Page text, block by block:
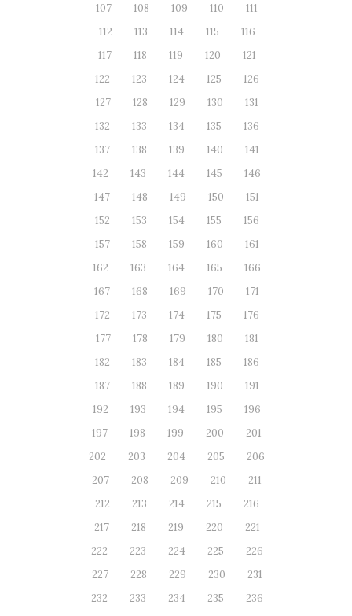
107
108 109 110
111
112
113 114 115
116
117
118 119 120
121
122
123 124 125
126
127
128 129 130
131
132
133 134 135
136
137
138 139 140
141
142
143 144 145
146
147
148 149 150
151
152
153 154 155
156
157
158 159 160
161
162
163 164 165
166
167
168 169 170
171
172
173 174 175
176
177
178 179 180
181
182
183 184 185
186
187
188 189 190
191
192
193 194 195
196
197
198 199 200
201
202
203 204 205
206
207
208 209 210
211
212
213 214 215
216
217
218 219 220
221
222
223 224 225
226
227
228 229 230
231
232
233 234 235
236